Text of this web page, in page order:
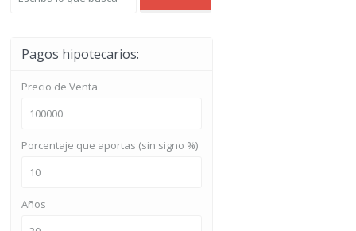
Pagos hipotecarios:
Precio de Venta
Porcentaje que aportas (sin signo %)
Años